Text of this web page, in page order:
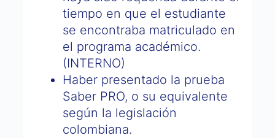
tiempo en que el estudiante
se encontraba matriculado en
el programa académico.
(INTERNO)
Haber presentado la prueba
Saber PRO, o su equivalente
según la legislación
colombiana.